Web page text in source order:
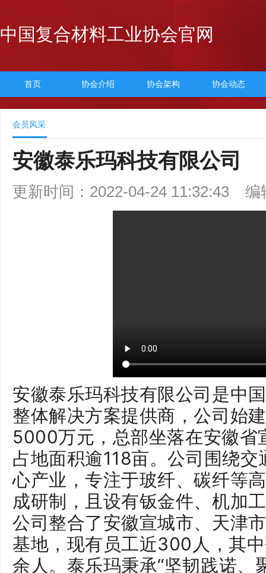
中国复合材料工业协会官网
首页 协会介绍 协会架构 协会动态
会员风采
安徽泰乐玛科技有限公司
更新时间：2022-04-24 11:32:43 编
安徽泰乐玛科技有限公司是中
整体解决方案提供商，公司始
5000万元，总部坐落在安徽省
占地面积逾118亩。公司围绕
心产业，专注于玻纤、碳纤等
成研制，且设有钣金件、机加
公司整合了安徽宣城市、天津
基地，现有员工近300人，其
余人。泰乐玛秉承“坚韧践诺、